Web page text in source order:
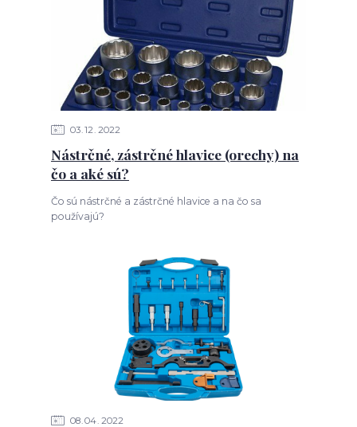
03 12 2022
Nástrčné, zástrčné hlavice (orechy) na
čo a aké sú?
Čo sú nástrčné a zástrčné hlavice a na čo sa
používajú?
08 04 2022